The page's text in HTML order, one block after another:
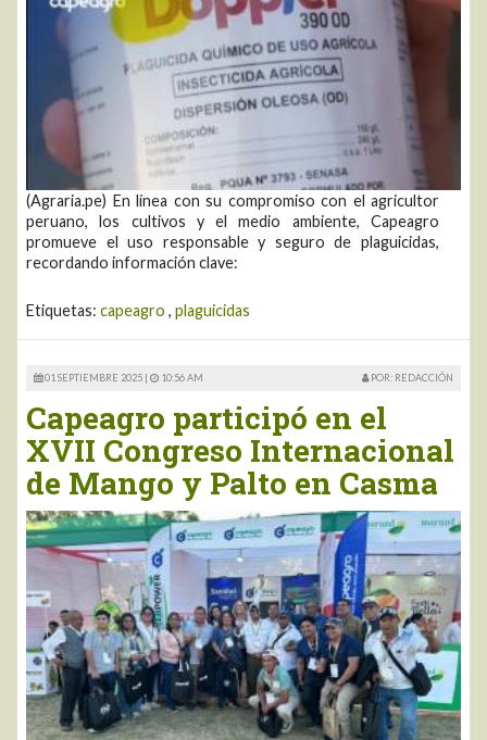
(Agraria.pe) En línea con su compromiso con el agricultor
peruano, los cultivos y el medio ambiente, Capeagro
promueve el uso responsable y seguro de plaguicidas,
recordando información clave:
Etiquetas: capeagro , plaguicidas
01 SEPTIEMBRE 2025 | 10:56 AM POR: REDACCIÓN
Capeagro participó en el
XVII Congreso Internacional
de Mango y Palto en Casma